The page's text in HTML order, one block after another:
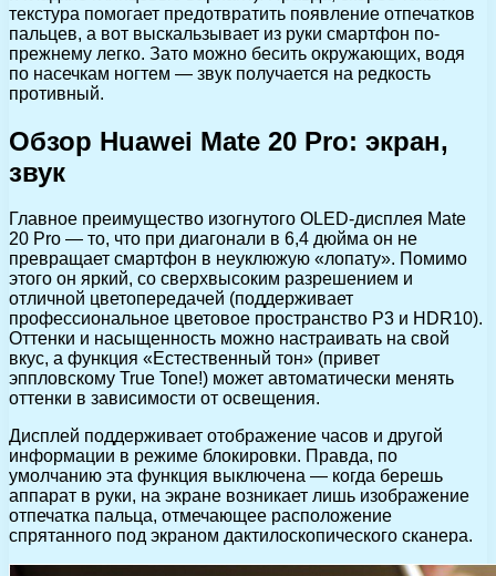
текстура помогает предотвратить появление отпечатков
пальцев, а вот выскальзывает из руки смартфон по-
прежнему легко. Зато можно бесить окружающих, водя
по насечкам ногтем — звук получается на редкость
противный.
Обзор Huawei Mate 20 Pro: экран,
звук
Главное преимущество изогнутого OLED-дисплея Mate
20 Pro — то, что при диагонали в 6,4 дюйма он не
превращает смартфон в неуклюжую «лопату». Помимо
этого он яркий, со сверхвысоким разрешением и
отличной цветопередачей (поддерживает
профессиональное цветовое пространство P3 и HDR10).
Оттенки и насыщенность можно настраивать на свой
вкус, а функция «Естественный тон» (привет
эппловскому True Tone!) может автоматически менять
оттенки в зависимости от освещения.
Дисплей поддерживает отображение часов и другой
информации в режиме блокировки. Правда, по
умолчанию эта функция выключена — когда берешь
аппарат в руки, на экране возникает лишь изображение
отпечатка пальца, отмечающее расположение
спрятанного под экраном дактилоскопического сканера.